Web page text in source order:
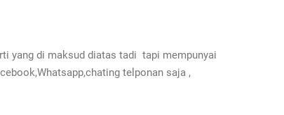
yang di maksud diatas tadi tapi mempunyai
telponan saja ,